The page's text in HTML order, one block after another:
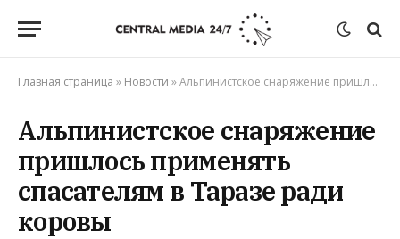
Главная страница » Новости »Альпинистское снаряжение пришлось применять спасателям в Таразе ради коровы
Альпинистское снаряжение
пришлось применять
спасателям в Таразе ради
коровы